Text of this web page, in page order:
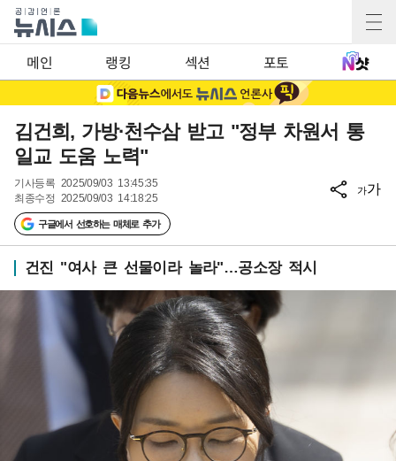
메인 랭킹 섹션 포토
김건희, 가방·천수삼 받고 "정부 차원서 통
일교 도움 노력"
기사등록 2025/09/03 13:45:35
최종수정 2025/09/03 14:18:25
구글에서 선호하는 매체로 추가
가가
건진 "여사 큰 선물이라 놀라"…공소장 적시